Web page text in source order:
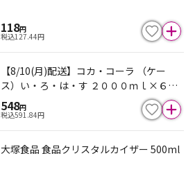
118円
税込127.44円
【8/10(月)配送】コカ・コーラ （ケー
ス）い・ろ・は・す ２０００ｍｌ×６本
入※2点まで
548円
税込591.84円
大塚食品 食品クリスタルカイザー 500ml